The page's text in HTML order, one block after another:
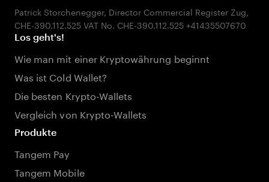
Patrick Storchenegger, Director Commercial Register Zug,
Los geht's!
Wie man mit einer Kryptowährung beginnt
Was ist Cold Wallet?
Die besten Krypto-Wallets
Vergleich von Krypto-Wallets
Produkte
Tangem Pay
Tangem Mobile